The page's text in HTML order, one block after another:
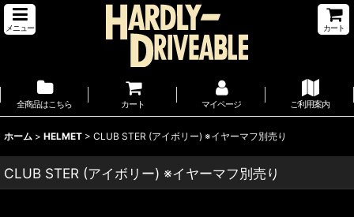
メニュー カート
全商品はこちら カート マイページ ご利用案内
ホーム > HELMET > CLUB STER (アイボリー) ※イヤーマフ別売り
CLUB STER (アイボリー) ※イヤーマフ別売り